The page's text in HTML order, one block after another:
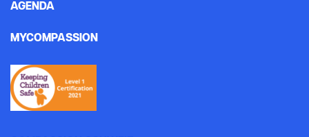
AGENDA
MYCOMPASSION